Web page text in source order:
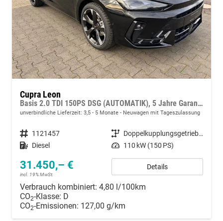
Cupra Leon
Basis 2.0 TDI 150PS DSG (AUTOMATIK), 5 Jahre Garantie, 18" Alufelgen, Voll-LED-Scheinwerfer, 3Z-Climatronic, ACC/Tempomat, Digitales Cockpit, Full Link, Parksensoren v/h, Privacy-Glas, Multifunktions-Lederlenkrad, LED-Nebelscheinwerfer
unverbindliche Lieferzeit: 3,5 - 5 Monate Neuwagen mit Tageszulassung
Fahrzeugnummer 1121457 Getriebe
Doppelkupplungsgetriebe (DSG)
Kraftstoff Diesel Leistung 110 kW (150 PS)
31.450,– €
incl. 19% MwSt.
Details
Verbrauch kombiniert: 4,80 l/100km
CO2-Klasse: D
CO2-Emissionen: 127,00 g/km